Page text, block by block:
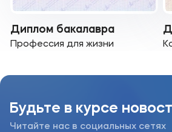
Диплом бакалавра
Профессия для жизни
Будьте в курсе
Читайте нас в социальных сетях